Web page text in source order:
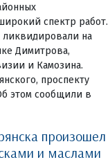
спектр работ.
ликвидировали на
Димитрова,
и Камозина.
проспекту
этом сообщили в
произошел
и маслами